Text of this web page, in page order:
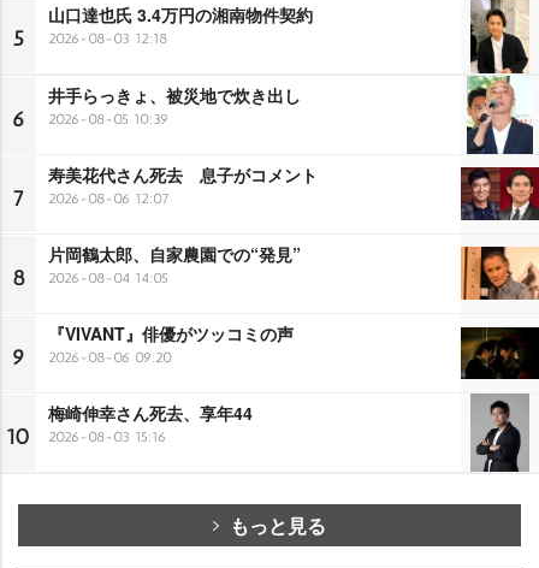
5
山口達也氏 3.4万円の湘南物件契約
2026-08-03 12:18
6
井手らっきょ、被災地で炊き出し
2026-08-05 10:39
7
寿美花代さん死去 息子がコメント
2026-08-06 12:07
8
片岡鶴太郎、自家農園での“発見”
2026-08-04 14:05
9
『VIVANT』俳優がツッコミの声
2026-08-06 09:20
10
梅崎伸幸さん死去、享年44
2026-08-03 15:16
もっと見る